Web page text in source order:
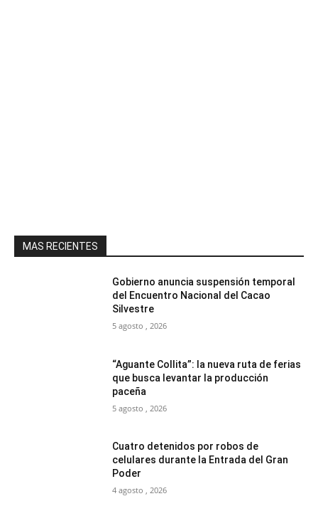
MAS RECIENTES
Gobierno anuncia suspensión temporal
del Encuentro Nacional del Cacao
Silvestre
5 agosto , 2026
“Aguante Collita”: la nueva ruta de ferias
que busca levantar la producción
paceña
5 agosto , 2026
Cuatro detenidos por robos de
celulares durante la Entrada del Gran
Poder
4 agosto , 2026